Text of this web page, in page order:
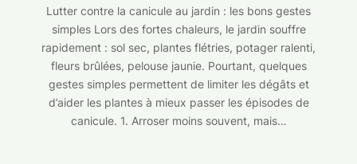
Lutter contre la canicule au jardin : les bons gestes
simples Lors des fortes chaleurs, le jardin souffre
rapidement : sol sec, plantes flétries, potager ralenti,
fleurs brûlées, pelouse jaunie. Pourtant, quelques
gestes simples permettent de limiter les dégâts et
d’aider les plantes à mieux passer les épisodes de
canicule. 1. Arroser moins souvent, mais…